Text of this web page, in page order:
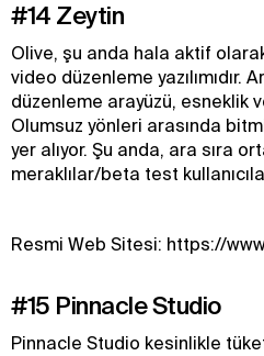
#14 Zeytin
Olive, şu anda hala aktif
video düzenleme yazılımıdır.
düzenleme arayüzü, esneklik
Olumsuz yönleri arasında
yer alıyor. Şu anda, ara sıra
meraklılar/beta test
Resmi Web Sitesi: https://
#15 Pinnacle Studio
Pinnacle Studio kesinlikle